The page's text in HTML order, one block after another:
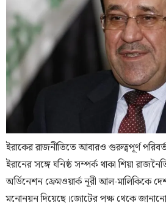
ইরাকের রাজনীতিতে আবারও গুরুত্বপূর্ণ
ইরানের সঙ্গে ঘনিষ্ঠ সম্পর্ক থাকা শিয়া
অর্ডিনেশন ফ্রেমওয়ার্ক নূরী আল-মালিকিকে
মনোনয়ন দিয়েছে।জোটের পক্ষ থেকে